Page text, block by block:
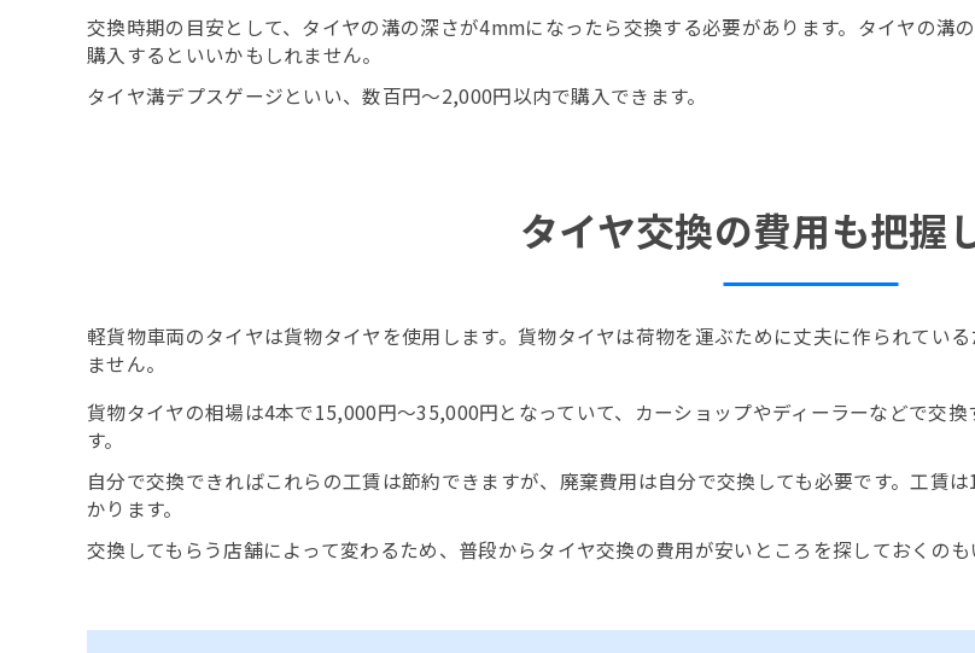
交換時期の目安として、タイヤの溝の深さが4mmになったら交換する必要があります。タイヤの溝
購入するといいかもしれません。
タイヤ溝デプスゲージといい、数百円～2,000円以内で購入できます。
タイヤ交換の費用も把握
軽貨物車両のタイヤは貨物タイヤを使用します。貨物タイヤは荷物を運ぶために丈夫に作られてい
ません。
貨物タイヤの相場は4本で15,000円～35,000円となっていて、カーショップやディーラーなどで交
す。
自分で交換できればこれらの工賃は節約できますが、廃棄費用は自分で交換しても必要です。工賃
かります。
交換してもらう店舗によって変わるため、普段からタイヤ交換の費用が安いところを探しておくのも